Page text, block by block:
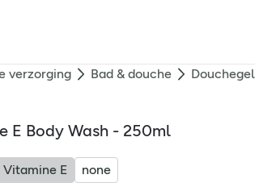
verzorging Bad & douche Douchegel
E Body Wash - 250ml
Vitamine E
none